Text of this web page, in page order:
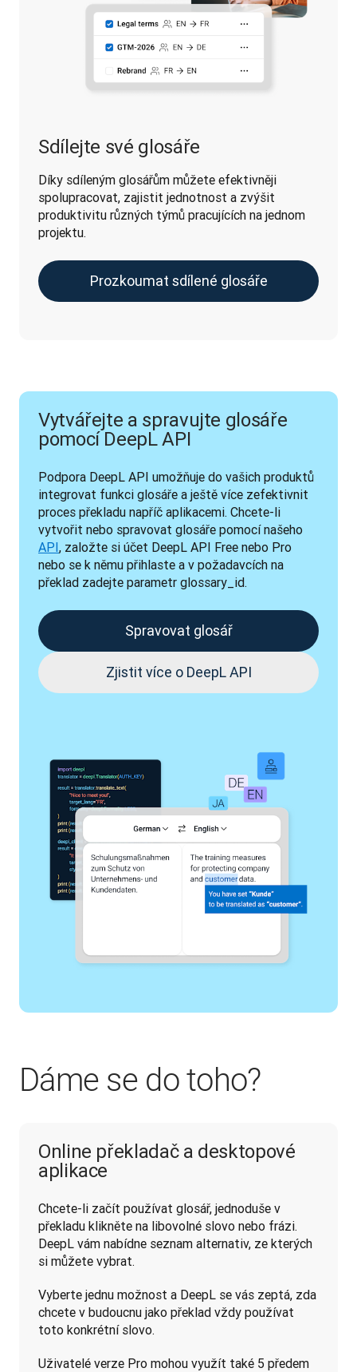
Sdílejte své glosáře
Díky sdíleným glosářům můžete efektivněji
spolupracovat, zajistit jednotnost a zvýšit
produktivitu různých týmů pracujících na jednom
projektu.
Prozkoumat sdílené glosáře
Vytvářejte a spravujte glosáře
pomocí DeepL API
Podpora DeepL API umožňuje do vašich produktů
integrovat funkci glosáře a ještě více zefektivnit
proces překladu napříč aplikacemi. Chcete-li
API, založte si účet DeepL API Free nebo Pro
nebo se k němu přihlaste a v požadavcích na
překlad zadejte parametr glossary_id.
Spravovat glosář
Zjistit více o DeepL API
Dáme se do toho?
Online překladač a desktopové
aplikace
Chcete-li začít používat glosář, jednoduše v
překladu klikněte na libovolné slovo nebo frázi.
DeepL vám nabídne seznam alternativ, ze kterých
si můžete vybrat.
Vyberte jednu možnost a DeepL se vás zeptá, zda
chcete v budoucnu jako překlad vždy používat
toto konkrétní slovo.
Uživatelé verze Pro mohou využít také 5 předem